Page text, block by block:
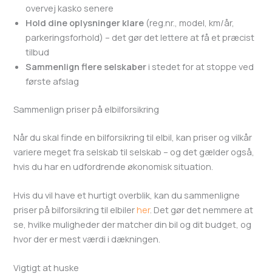
overvej kasko senere
Hold dine oplysninger klare (reg.nr., model, km/år,
parkeringsforhold) – det gør det lettere at få et præcist
tilbud
Sammenlign flere selskaber i stedet for at stoppe ved
første afslag
Sammenlign priser på elbilforsikring
Når du skal finde en bilforsikring til elbil, kan priser og vilkår
variere meget fra selskab til selskab – og det gælder også,
hvis du har en udfordrende økonomisk situation.
Hvis du vil have et hurtigt overblik, kan du sammenligne
priser på bilforsikring til elbilerher. Det gør det nemmere at
se, hvilke muligheder der matcher din bil og dit budget, og
hvor der er mest værdi i dækningen.
Vigtigt at huske